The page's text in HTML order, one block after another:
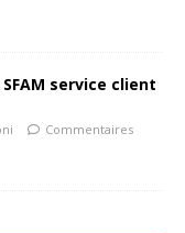
service client
Commentaires